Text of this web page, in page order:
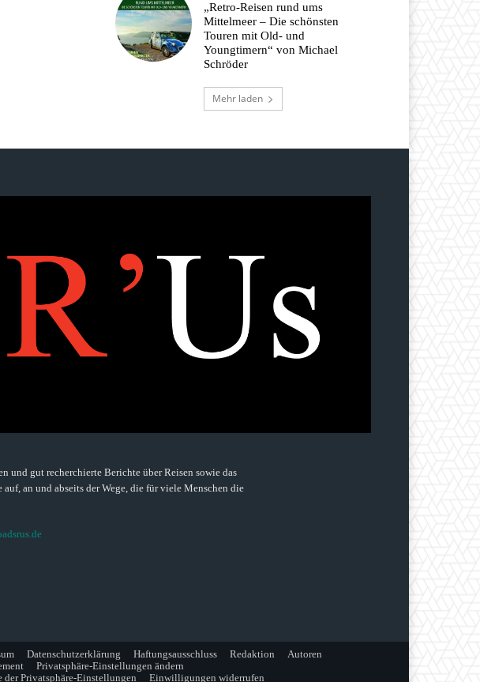
„Retro-Reisen rund ums
Mittelmeer – Die schönsten
Touren mit Old- und
Youngtimern“ von Michael
Schröder
Mehr laden
und gut recherchierte Berichte über Reisen sowie das
an und abseits der Wege, die für viele Menschen die
Datenschutzerklärung Haftungsausschluss Redaktion
Autoren
Privatsphäre-Einstellungen ändern
der Privatsphäre-Einstellungen
Einwilligungen widerrufen